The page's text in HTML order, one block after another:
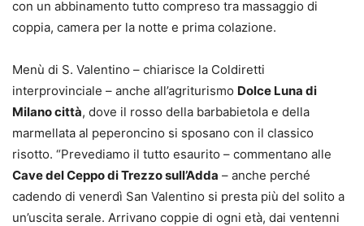
con un abbinamento tutto compreso tra massaggio di
coppia, camera per la notte e prima colazione.
Menù di S. Valentino – chiarisce la Coldiretti
interprovinciale – anche all’agriturismo Dolce Luna di
Milano città, dove il rosso della barbabietola e della
marmellata al peperoncino si sposano con il classico
risotto. “Prevediamo il tutto esaurito – commentano alle
Cave del Ceppo di Trezzo sull’Adda – anche perché
cadendo di venerdì San Valentino si presta più del solito a
un’uscita serale. Arrivano coppie di ogni età, dai ventenni